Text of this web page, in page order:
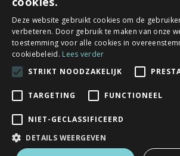
Wat is Scaling up?
Voorwaarden
Algemene
Deze website gebruikt cookies om de
verbeteren. Door gebruik te maken van onze
toestemming voor alle cookies in
cookiebeleid. Lees verder
STRIKT NOODZAKELIJK
TARGETING FUNCTIONEEL
NIET-GECLASSIFICEERD
DETAILS WEERGEVEN